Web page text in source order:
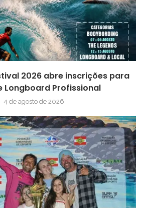
2026 abre inscrições para
Longboard Profissional
4 de agosto de 2026